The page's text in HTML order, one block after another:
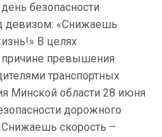
безопасности
девизом: «Снижаешь
В целях
превышения
транспортных
Минской области 28 июня
дорожного
скорость –